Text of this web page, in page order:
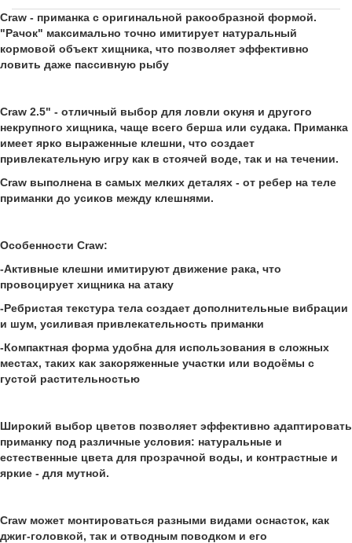
Craw - приманка с оригинальной ракообразной формой.
"Рачок" максимально точно имитирует натуральный
кормовой объект хищника, что позволяет эффективно
ловить даже пассивную рыбу
Craw 2.5" - отличный выбор для ловли окуня и другого
некрупного хищника, чаще всего берша или судака. Приманка
имеет ярко выраженные клешни, что создает
привлекательную игру как в стоячей воде, так и на течении.
Craw выполнена в самых мелких деталях - от ребер на теле
приманки до усиков между клешнями.
Особенности Craw:
-Активные клешни имитируют движение рака, что
провоцирует хищника на атаку
-Ребристая текстура тела создает дополнительные вибрации
и шум, усиливая привлекательность приманки
-Компактная форма удобна для использования в сложных
местах, таких как закоряженные участки или водоёмы с
густой растительностью
Широкий выбор цветов позволяет эффективно адаптировать
приманку под различные условия: натуральные и
естественные цвета для прозрачной воды, и контрастные и
яркие - для мутной.
Craw может монтироваться разными видами оснасток, как
джиг-головкой, так и отводным поводком и его